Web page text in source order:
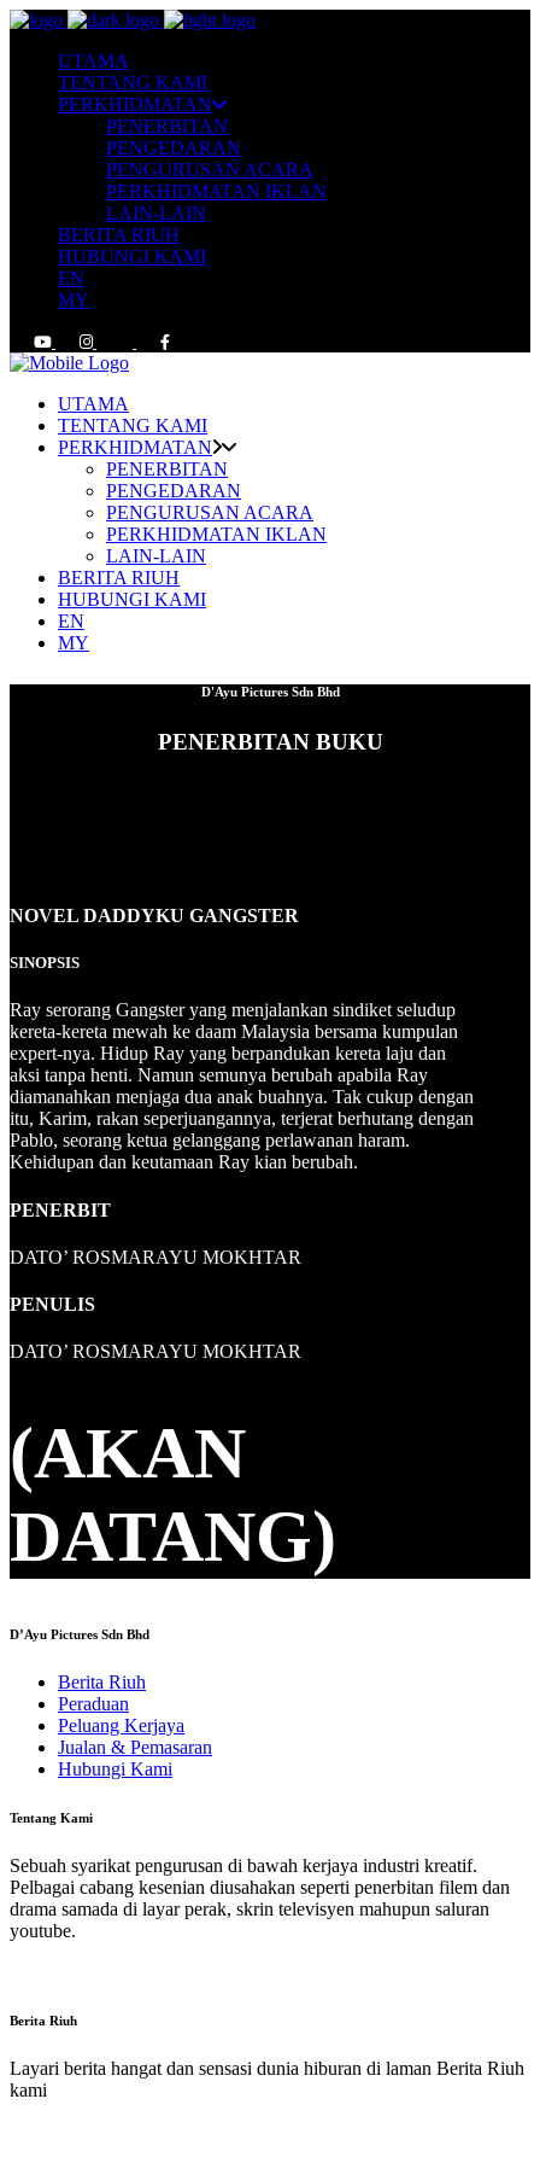
UTAMA
TENTANG KAMI
PERKHIDMATAN
PENERBITAN
PENGEDARAN
PENGURUSAN ACARA
PERKHIDMATAN IKLAN
LAIN-LAIN
BERITA RIUH
HUBUNGI KAMI
EN
MY
UTAMA
TENTANG KAMI
PERKHIDMATAN
PENERBITAN
PENGEDARAN
PENGURUSAN ACARA
PERKHIDMATAN IKLAN
LAIN-LAIN
BERITA RIUH
HUBUNGI KAMI
EN
MY
D'Ayu Pictures Sdn Bhd
PENERBITAN BUKU
NOVEL DADDYKU GANGSTER
SINOPSIS
Ray serorang Gangster yang menjalankan sindiket seludup
kereta-kereta mewah ke daam Malaysia bersama kumpulan
expert-nya. Hidup Ray yang berpandukan kereta laju dan
aksi tanpa henti. Namun semunya berubah apabila Ray
diamanahkan menjaga dua anak buahnya. Tak cukup dengan
itu, Karim, rakan seperjuangannya, terjerat berhutang dengan
Pablo, seorang ketua gelanggang perlawanan haram.
Kehidupan dan keutamaan Ray kian berubah.
PENERBIT
DATO’ ROSMARAYU MOKHTAR
PENULIS
DATO’ ROSMARAYU MOKHTAR
(AKAN
DATANG)
D’Ayu Pictures Sdn Bhd
Berita Riuh
Peraduan
Peluang Kerjaya
Jualan & Pemasaran
Hubungi Kami
Tentang Kami
Sebuah syarikat pengurusan di bawah kerjaya industri kreatif.
Pelbagai cabang kesenian diusahakan seperti penerbitan filem dan
drama samada di layar perak, skrin televisyen mahupun saluran
youtube.
Berita Riuh
Layari berita hangat dan sensasi dunia hiburan di laman Berita Riuh
kami